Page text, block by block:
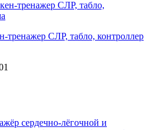
СЛР, табло, контроллер